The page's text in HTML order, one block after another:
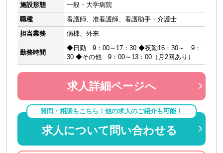
施設形態
一般・大学病院
職種
看護師、准看護師、看護助手・介護士
担当業務
病棟、外来
勤務時間
◆日勤 9：00～17：30 ◆夜勤16：30～ 9：
30 ◆その他 9：00～13：00（月2回あり）
求人詳細ページへ
質問・相談もこちら！他の求人のご紹介も可能！
求人について問い合わせる